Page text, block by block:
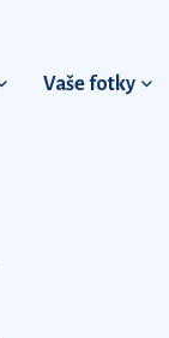
Vaše fotky